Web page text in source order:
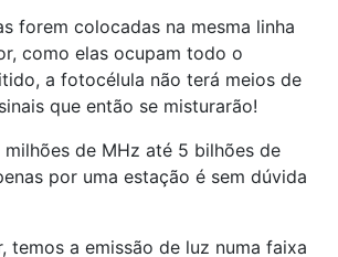
forem colocadas na mesma linha
como elas ocupam todo o
a fotocélula não terá meios de
que então se misturarão!
de MHz até 5 bilhões de
por uma estação é sem dúvida
temos a emissão de luz numa faixa